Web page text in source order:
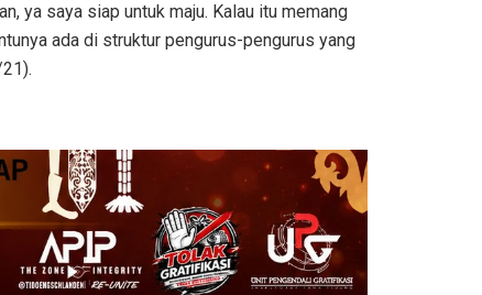
ya saya siap untuk maju. Kalau itu memang
ada di struktur pengurus-pengurus yang